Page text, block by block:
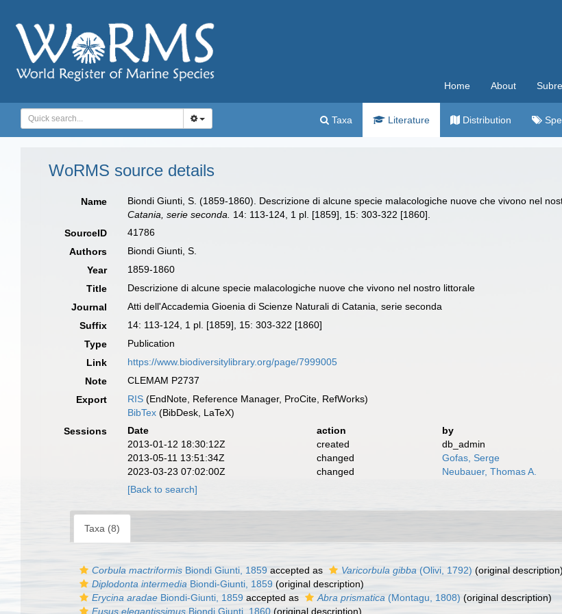
Home About
Taxa Literature Distribution
WoRMS source details
Name Biondi Giunti, S. (1859-1860). Descrizione di alcune specie malacologiche nuove che vivono nel
Catania, serie seconda.
14: 113-124, 1 pl. [1859], 15: 303-322 [1860].
SourceID
41786
Authors
Biondi Giunti, S.
Year
1859-1860
Title
Descrizione di alcune specie malacologiche nuove che vivono nel nostro littorale
Journal
Atti dell'Accademia Gioenia di Scienze Naturali di Catania, serie seconda
Suffix
14: 113-124, 1 pl. [1859], 15: 303-322 [1860]
Type
Publication
Link
https://www.biodiversitylibrary.org/page/7999005
Note
CLEMAM P2737
Export
RIS (EndNote, Reference Manager, ProCite, RefWorks)
BibTex (BibDesk, LaTeX)
Sessions
Date action
by
2013-01-12 18:30:12Z
created
db_admin
2013-05-11 13:51:34Z
changed
Gofas, Serge
2023-03-23 07:02:00Z
changed
Neubauer, Thomas A.
[Back to search]
Taxa (8)
Corbula mactriformis Biondi Giunti, 1859 accepted as Varicorbula gibba (Olivi, 1792) (original description)
Diplodonta intermedia Biondi-Giunti, 1859 (original description)
Erycina aradae Biondi-Giunti, 1859 accepted as Abra prismatica (Montagu, 1808) (original description)
Fusus elegantissimus Biondi Giunti, 1860 (original description)